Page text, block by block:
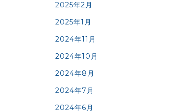
2025年2月
2025年1月
2024年11月
2024年10月
2024年8月
2024年7月
2024年6月